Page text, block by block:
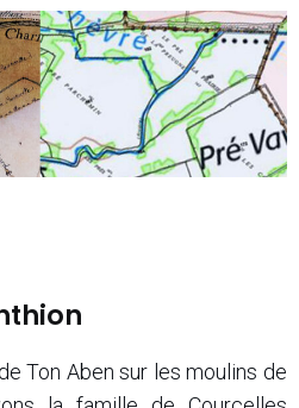
Ton Aben sur les moulins de